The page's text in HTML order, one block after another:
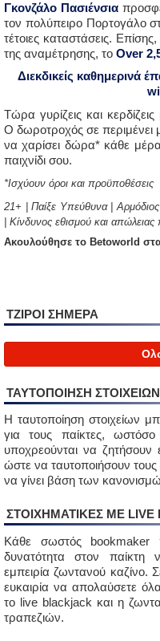
Γκονζάλο Πασιένσια
τον πολύπειρο Πορτογάλο
τέτοιες καταστάσεις.
της αναμέτρησης, το Over
Διεκδικείς καθημερινά
Τώρα γυρίζεις και
O δωροτροχός σε περιμένει
να χαρίσει δώρα* κάθε
παιχνίδι σου.
*Ισχύουν όροι και προϋποθέσεις
21+ | Παίξε Υπεύθυνα |
| Κίνδυνος εθισμού και απώλειας
Aκουλούθησε το Betoworld
ΤΖΙΡΟΙ ΣΗΜΕΡΑ
ΤΑΥΤΟΠΟΙΗΣΗ ΣΤΟΙΧΕΙΩΝ
Η ταυτοποίηση στοιχείων
για τους παίκτες, ωστόσο
υποχρεούνται να
ώστε να ταυτοποιήσουν
να γίνει βάση των
ΣΤΟΙΧΗΜΑΤΙΚΈΣ ΜΕ LIVE
Κάθε σωστός bookmaker
δυνατότητα στον παίκτη
εμπειρία ζωντανού καζίνο.
ευκαιρία να απολαύσετε
το live blackjack και η
τραπεζιών.